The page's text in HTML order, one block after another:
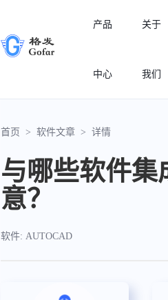
产品
中心
许可分
实现专
关于
我们
首页 > 软件文章 > 详情
与哪些软件
意？
软件: AUTOCAD